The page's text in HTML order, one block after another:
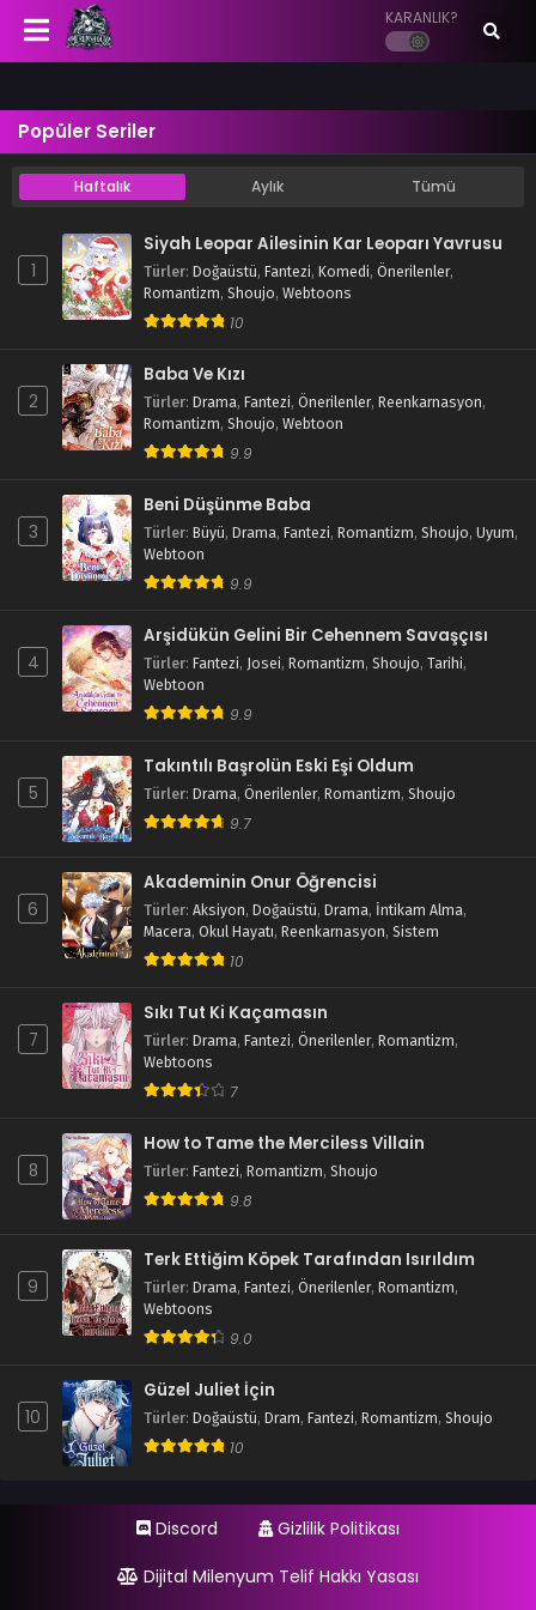
KARANLIK?
Popüler Seriler
Haftalık Aylık Tümü
1
Siyah Leopar Ailesinin Kar Leoparı Yavrusu
Türler: Doğaüstü, Fantezi, Komedi, Önerilenler,
Romantizm, Shoujo, Webtoons
10
2
Baba Ve Kızı
Türler: Drama, Fantezi, Önerilenler, Reenkarnasyon,
Romantizm, Shoujo, Webtoon
9.9
3
Beni Düşünme Baba
Türler: Büyü, Drama, Fantezi, Romantizm, Shoujo, Uyum,
Webtoon
9.9
4
Arşidükün Gelini Bir Cehennem Savaşçısı
Türler: Fantezi, Josei, Romantizm, Shoujo, Tarihi,
Webtoon
9.9
5
Takıntılı Başrolün Eski Eşi Oldum
Türler: Drama, Önerilenler, Romantizm, Shoujo
9.7
6
Akademinin Onur Öğrencisi
Türler: Aksiyon, Doğaüstü, Drama, İntikam Alma,
Macera, Okul Hayatı, Reenkarnasyon, Sistem
10
7
Sıkı Tut Ki Kaçamasın
Türler: Drama, Fantezi, Önerilenler, Romantizm,
Webtoons
7
8
How to Tame the Merciless Villain
Türler: Fantezi, Romantizm, Shoujo
9.8
9
Terk Ettiğim Köpek Tarafından Isırıldım
Türler: Drama, Fantezi, Önerilenler, Romantizm,
Webtoons
9.0
10
Güzel Juliet İçin
Türler: Doğaüstü, Dram, Fantezi, Romantizm, Shoujo
10
Discord
Gizlilik Politikası
Dijital Milenyum Telif Hakkı Yasası